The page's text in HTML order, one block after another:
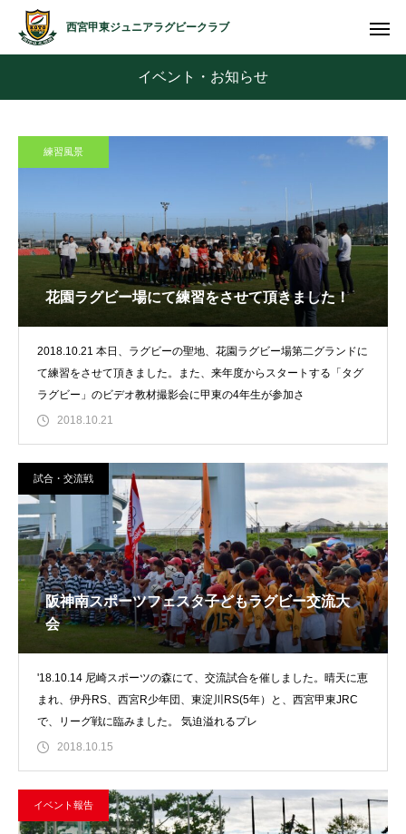
西宮甲東ジュニアラグビークラブ
イベント・お知らせ
練習風景
花園ラグビー場にて練習をさせて頂きました！
2018.10.21 本日、ラグビーの聖地、花園ラグビー場第二グランドに
て練習をさせて頂きました。また、来年度からスタートする「タグ
ラグビー」のビデオ教材撮影会に甲東の4年生が参加さ
2018.10.21
試合・交流戦
阪神南スポーツフェスタ子どもラグビー交流大
会
'18.10.14 尼崎スポーツの森にて、交流試合を催しました。晴天に恵
まれ、伊丹RS、西宮R少年団、東淀川RS(5年）と、西宮甲東JRC
で、リーグ戦に臨みました。 気迫溢れるプレ
2018.10.15
イベント報告